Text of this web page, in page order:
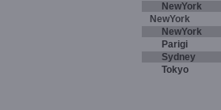
NewYork
NewYork
NewYork
Parigi
Sydney
Tokyo